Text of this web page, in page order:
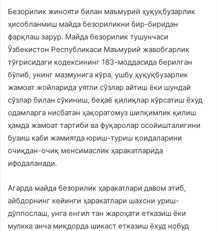
Безорилик жинояти билан маъмурий ҳуқуқбузарлик
ҳисобланмиш майда безориликни бир-биридан
фарқлаш зарур. Майда безорилик тушунчаси
Ўзбекистон Республикаси Маъмурий жавобгарлик
тўғрисидаги кодексининг 183-моддасида берилган
бўлиб, унинг мазмунига кўра, ушбу ҳуқуқбузарлик
жамоат жойларида уятли сўзлар айтиш ёки шундай
сўзлар билан сўкиниш, беҳаё қилиқлар кўрсатиш ёхуд
одамларга нисбатан ҳақоратомуз шилқимлик қилиш
ҳамда жамоат тартиби ва фуқаролар осойишталигини
бузиш каби жамиятда юриш-туриш қоидаларини
очиқдан-очиқ менсимаслик ҳаракатларида
ифодаланади.
Агарда майда безорилик ҳаракатлари давом этиб,
айбдорнинг кейинги ҳаракатлари шахсни уриш-
дўппослаш, унга енгил тан жароҳати етказиш ёки
мулкка анча миқдорда шикаст етказиш ёхуд нобуд